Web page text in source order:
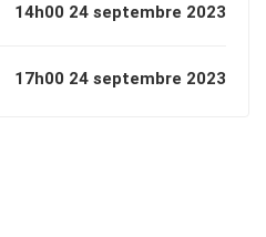
14h00 24 septembre 2023
17h00 24 septembre 2023